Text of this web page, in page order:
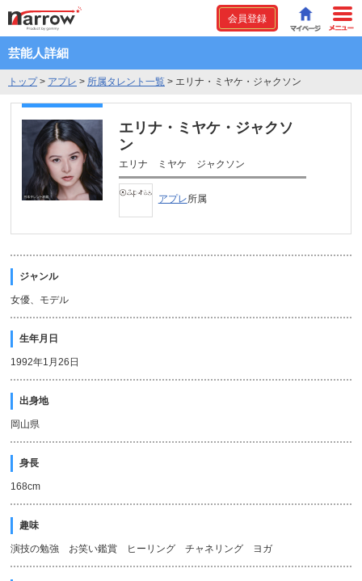
会員登録
芸能人詳細
トップ> アプレ > 所属タレント一覧 > エリナ・ミヤケ・ジャクソン
エリナ・ミヤケ・ジャクソ
ン
エリナ ミヤケ ジャクソン
アプレ所属
ジャンル
女優、モデル
生年月日
1992年1月26日
出身地
岡山県
身長
168cm
趣味
演技の勉強 お笑い鑑賞 ヒーリング チャネリング ヨガ